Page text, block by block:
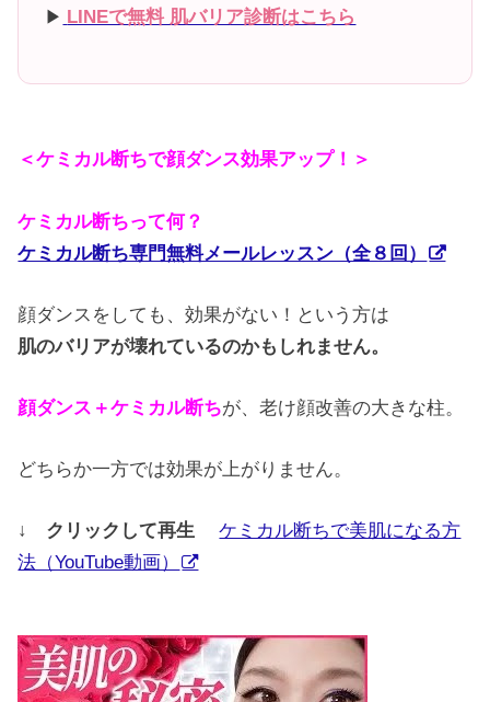
▶ LINEで無料 肌バリア診断はこちら
＜ケミカル断ちで顔ダンス効果アップ！＞
ケミカル断ちって何？
ケミカル断ち専門無料メールレッスン（全８回）
顔ダンスをしても、効果がない！という方は
肌のバリアが壊れているのかもしれません。
顔ダンス＋ケミカル断ちが、老け顔改善の大きな柱。
どちらか一方では効果が上がりません。
↓ クリックして再生
ケミカル断ちで美肌になる方
法（YouTube動画）